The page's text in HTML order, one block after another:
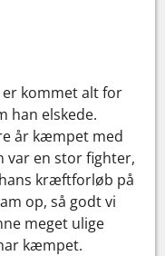
kommet alt for
han elskede.
år kæmpet med
var en stor fighter,
kræftforløb på
op, så godt vi
meget ulige
kæmpet.